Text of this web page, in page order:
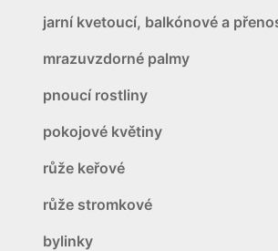
jarní kvetoucí, balkónové a
mrazuvzdorné palmy
pnoucí rostliny
pokojové květiny
růže keřové
růže stromkové
bylinky